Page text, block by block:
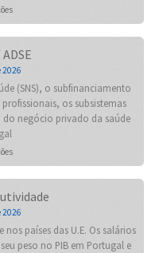
2026
(SNS), o subfinanciamento
os subsistemas
do negócio privado da saúde
2026
países das U.E. Os salários
peso no PIB em Portugal e